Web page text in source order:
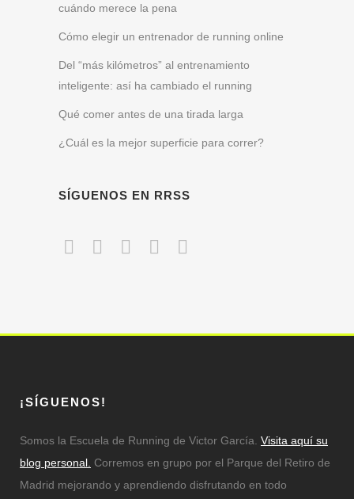
cuándo merece la pena
Cómo elegir un entrenador de running online
Del “más kilómetros” al entrenamiento
inteligente: así ha cambiado el running
Qué comer antes de una tirada larga
¿Cuál es la mejor superficie para correr?
SÍGUENOS EN RRSS
¡SÍGUENOS!
Somos la Escuela de Running de Victor García. Visita aquí su
blog personal. Corremos en grupo por el Parque del Retiro de
Madrid mejorando y aprendiendo disfrutando en todo